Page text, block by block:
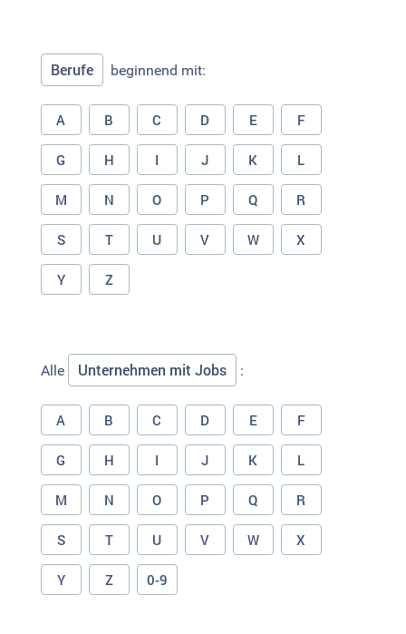
Berufe beginnend mit:
A B C D E F
G H I J K L
M N O P Q R
S T U V W X
Y Z
Alle Unternehmen mit Jobs :
A B C D E F
G H I J K L
M N O P Q R
S T U V W X
Y Z 0-9